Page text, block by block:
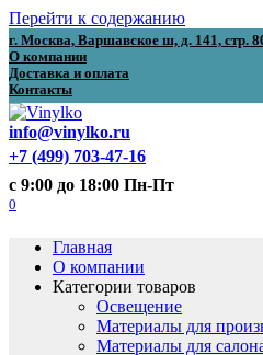
Перейти к содержанию
г. Москва, Варшавское ш, д. 141, стр.
О компании
Доставка и оплата
Контакты
info@vinylko.ru
+7 (499) 703-47-16
с 9:00 до 18:00 Пн-Пт
0
Главная
О компании
Категории товаров
Освещение
Материалы для
Материалы для